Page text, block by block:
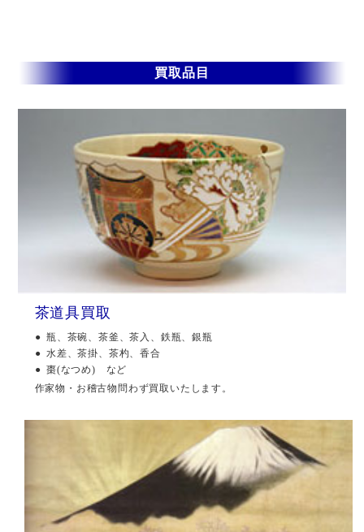
買取品目
茶道具買取
瓶、茶碗、茶釜、茶入、鉄瓶、銀瓶
水差、茶掛、茶杓、香合
棗(なつめ) など
作家物・お稽古物問わず買取いたします。